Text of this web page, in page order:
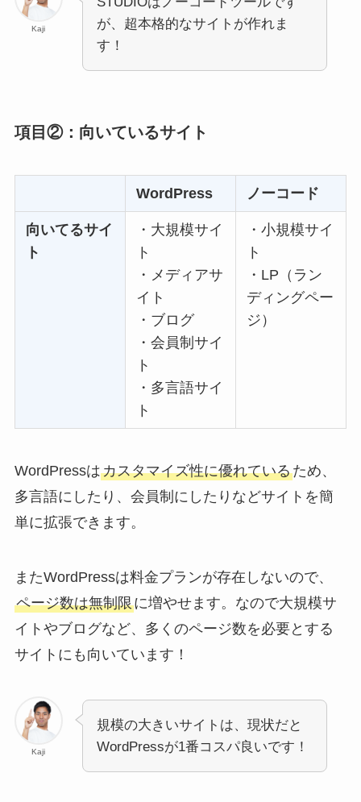
Kaji
が、超本格的なサイトが作れま
す！
項目②：向いているサイト
WordPress ノーコード
向いてるサイ
ト
・大規模サイ
ト
・メディアサ
イト
・ブログ
・会員制サイ
ト
・多言語サイ
ト
・小規模サイ
ト
・LP（ラン
ディングペー
ジ）
WordPressはカスタマイズ性に優れているため、
多言語にしたり、会員制にしたりなどサイトを簡
単に拡張できます。
またWordPressは料金プランが存在しないので、
ページ数は無制限に増やせます。なので大規模サ
イトやブログなど、多くのページ数を必要とする
サイトにも向いています！
Kaji
規模の大きいサイトは、現状だと
WordPressが1番コスパ良いです！